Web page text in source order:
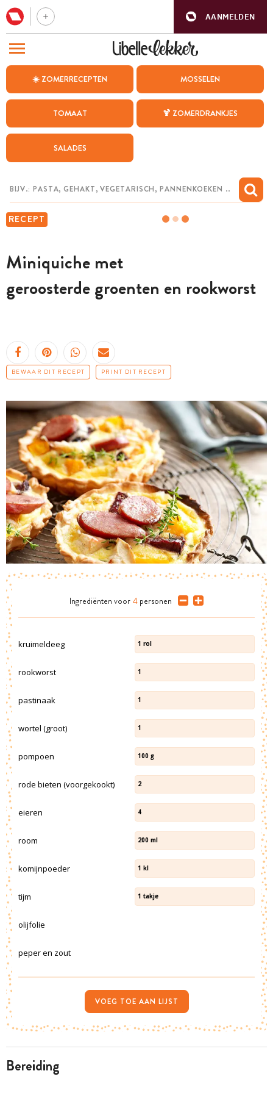
AANMELDEN
☀️ ZOMERRECEPTEN MOSSELEN
TOMAAT 🍹 ZOMERDRANKJES
SALADES
RECEPT
Miniquiche met
geroosterde groenten en rookworst
BEWAAR DIT RECEPT PRINT DIT RECEPT
bereiding
Ingrediënten voor 4 personen
kruimeldeeg 1 rol
rookworst 1
pastinaak 1
wortel (groot) 1
pompoen 100 g
rode bieten (voorgekookt) 2
eieren 4
room 200 ml
komijnpoeder 1 kl
tijm 1 takje
olijfolie
peper en zout
VOEG TOE AAN LIJST
BEZOEK ONZE ANDERE WEBSITES
WEEKMENU
CHAT MET MAIA
MIJN BEWAARDE RECEPTEN